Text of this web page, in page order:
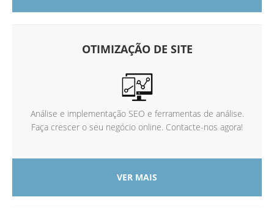
OTIMIZAÇÃO DE SITE
Análise e implementação SEO e ferramentas de análise.
Faça crescer o seu negócio online. Contacte-nos agora!
VER MAIS